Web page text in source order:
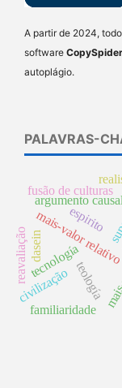
A partir de 2024,
software CopySpider
autoplágio.
PALAVRAS-
argumento
mais-valor
tecnologíateología
espirito
familiaridade
dasein
reavaliação
fusão de culturas
civilização